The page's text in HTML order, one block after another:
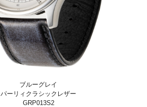
ブルーグレイ
パーリィクラシックレザー
GRP013S2